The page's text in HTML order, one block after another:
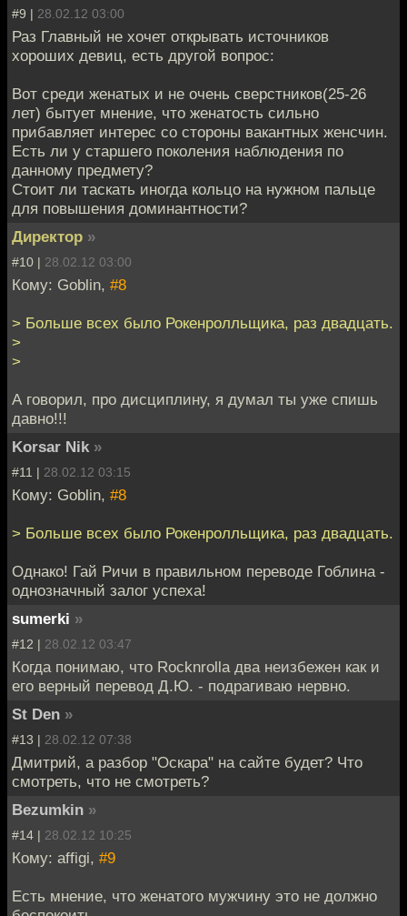
#9 | 28.02.12 03:00
Раз Главный не хочет открывать источников
хороших девиц, есть другой вопрос:
Вот среди женатых и не очень сверстников(25-26
лет) бытует мнение, что женатость сильно
прибавляет интерес со стороны вакантных женсчин.
Есть ли у старшего поколения наблюдения по
данному предмету?
Стоит ли таскать иногда кольцо на нужном пальце
для повышения доминантности?
Директор »
#10 | 28.02.12 03:00
Кому: Goblin, #8
> Больше всех было Рокенролльщика, раз двадцать.
>
>
А говорил, про дисциплину, я думал ты уже спишь
давно!!!
Korsar Nik »
#11 | 28.02.12 03:15
Кому: Goblin, #8
> Больше всех было Рокенролльщика, раз двадцать.
Однако! Гай Ричи в правильном переводе Гоблина -
однозначный залог успеха!
sumerki »
#12 | 28.02.12 03:47
Когда понимаю, что Rocknrolla два неизбежен как и
его верный перевод Д.Ю. - подрагиваю нервно.
St Den »
#13 | 28.02.12 07:38
Дмитрий, а разбор "Оскара" на сайте будет? Что
смотреть, что не смотреть?
Bezumkin »
#14 | 28.02.12 10:25
Кому: affigi, #9
Есть мнение, что женатого мужчину это не должно